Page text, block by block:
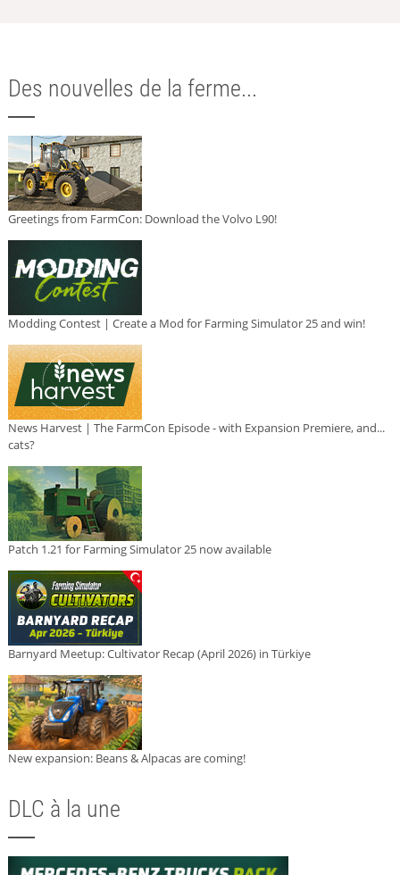
Des nouvelles de la ferme...
Greetings from FarmCon: Download the Volvo L90!
Modding Contest | Create a Mod for Farming Simulator 25 and win!
News Harvest | The FarmCon Episode - with Expansion Premiere, and...
cats?
Patch 1.21 for Farming Simulator 25 now available
Barnyard Meetup: Cultivator Recap (April 2026) in Türkiye
New expansion: Beans & Alpacas are coming!
DLC à la une